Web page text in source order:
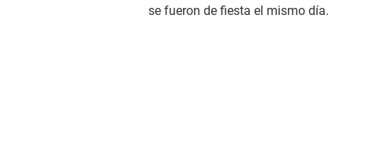
se fueron de fiesta el mismo día.